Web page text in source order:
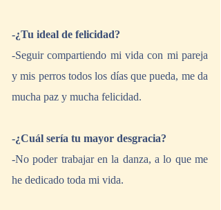
-¿Tu ideal de felicidad?
-Seguir compartiendo mi vida con mi pareja
y mis perros todos los días que pueda, me da
mucha paz y mucha felicidad.
-¿Cuál sería tu mayor desgracia?
-No poder trabajar en la danza, a lo que me
he dedicado toda mi vida.